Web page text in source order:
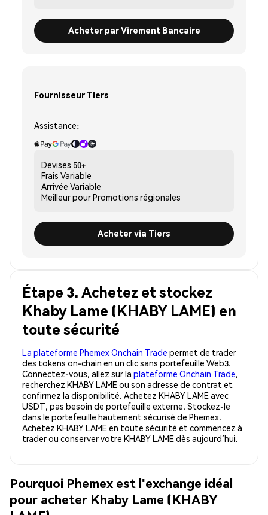
Acheter par Virement Bancaire
Fournisseur Tiers
Assistance:
Devises 50+
Frais Variable
Arrivée Variable
Meilleur pourPromotions régionales
Acheter via Tiers
Étape 3. Achetez et stockez
Khaby Lame (KHABY LAME) en
toute sécurité
La plateforme Phemex Onchain Trade permet de trader
des tokens on-chain en un clic sans portefeuille Web3.
Connectez-vous, allez sur la plateforme Onchain Trade,
recherchez KHABY LAME ou son adresse de contrat et
confirmez la disponibilité. Achetez KHABY LAME avec
USDT, pas besoin de portefeuille externe. Stockez-le
dans le portefeuille hautement sécurisé de Phemex.
Achetez KHABY LAME en toute sécurité et commencez à
trader ou conserver votre KHABY LAME dès aujourd’hui.
Pourquoi Phemex est l'exchange idéal
pour acheter Khaby Lame (KHABY